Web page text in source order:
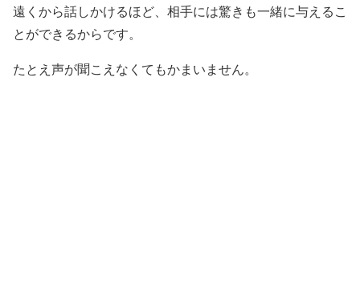
遠くから話しかけるほど、相手には驚きも一緒に与えるこ
とができるからです。
たとえ声が聞こえなくてもかまいません。